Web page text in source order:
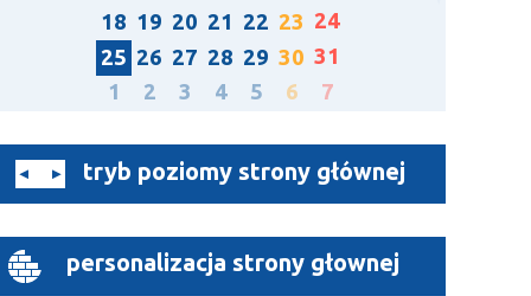
18 19 20 21 22 23 24
25 26 27 28 29 30 31
1
2 3 4 5 6 7
tryb poziomy strony głównej
personalizacja strony głownej